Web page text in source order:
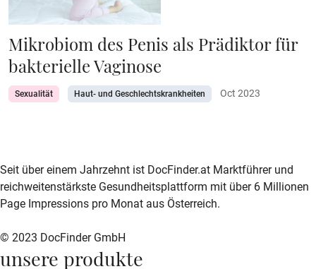
Mikrobiom des Penis als Prädiktor für
bakterielle Vaginose
Sexualität Haut- und Geschlechtskrankheiten Oct 2023
zur DocFinder-Startseite
logo icon
Seit über einem Jahrzehnt ist DocFinder.at Marktführer und
reichweitenstärkste Gesundheitsplattform mit über 6 Millionen
Page Impressions pro Monat aus Österreich.
© 2023 DocFinder GmbH
unsere produkte